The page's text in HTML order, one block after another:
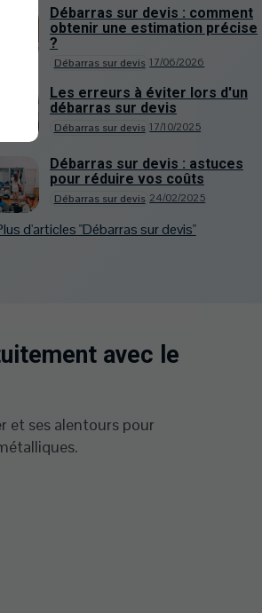
Débarras sur devis 17/06/2026
Débarras sur devis : comment
obtenir une estimation précise
?
Débarras sur devis 17/10/2025
Les erreurs à éviter lors d'un
débarras sur devis
Débarras sur devis 24/02/2025
Débarras sur devis : astuces
pour réduire vos coûts
d'articles "Débarras sur devis"
avec le
et ses alentours pour